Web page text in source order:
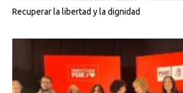
Recuperar la libertad y la dignidad